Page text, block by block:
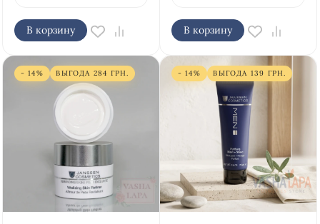
В корзину В корзину
- 14% ВЫГОДА 284 ГРН. - 14% ВЫГОДА 139 ГРН.